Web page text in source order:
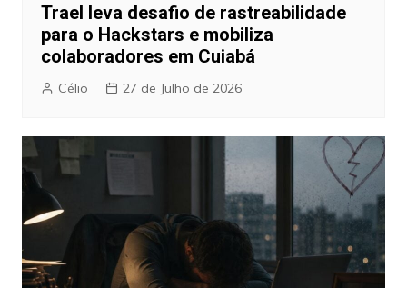
Trael leva desafio de rastreabilidade
para o Hackstars e mobiliza
colaboradores em Cuiabá
Célio 27 de Julho de 2026